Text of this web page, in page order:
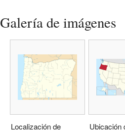
Galería de imágenes
Localización de
Ubicación